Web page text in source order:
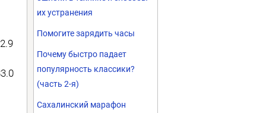
их устранения
Помогите зарядить часы
Почему быстро падает
популярность классики?
(часть 2-я)
Сахалинский марафон